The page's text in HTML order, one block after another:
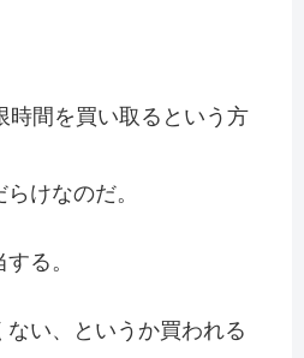
時間を買い取るという方
けなのだ。
る。
い、というか買われる